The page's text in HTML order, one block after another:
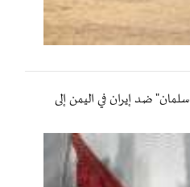
ضد إيران في اليمن إلى